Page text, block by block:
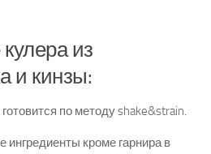
из
и кинзы:
по методу shake&strain.
ингредиенты кроме гарнира в